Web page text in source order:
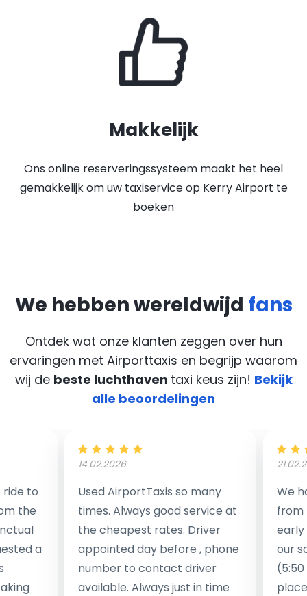
Makkelijk
Ons online reserveringssysteem maakt het heel
gemakkelijk om uw taxiservice op Kerry Airport te
boeken
We hebben wereldwijd fans
Ontdek wat onze klanten zeggen over hun
ervaringen met Airporttaxis en begrijp waarom
wij de beste luchthaven taxi keus zijn! Bekijk
alle beoordelingen
to
the
a
14.02.2026
Used AirportTaxis so many
times. Always good service at
the cheapest rates. Driver
appointed day before , phone
number to contact driver
available. Always just in time
We
from
early
our